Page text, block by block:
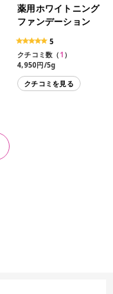
薬用ホワイトニング
ファンデーション
5
クチコミ数（1 ）
4,950円/5g
クチコミを見る